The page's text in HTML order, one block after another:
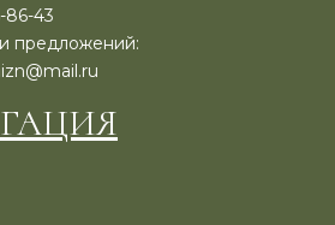
86-43
предложений: